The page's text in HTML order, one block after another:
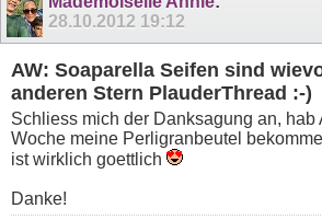
28.10.2012 19:12
AW: Soaparella Seifen sind
anderen Stern PlauderThread :-)
Schliess mich der Danksagung an, hab
Woche meine Perligranbeutel
ist wirklich goettlich
Danke!